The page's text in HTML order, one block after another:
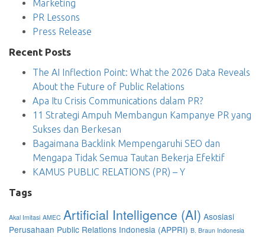
Marketing
PR Lessons
Press Release
Recent Posts
The AI Inflection Point: What the 2026 Data Reveals
About the Future of Public Relations
Apa Itu Crisis Communications dalam PR?
11 Strategi Ampuh Membangun Kampanye PR yang
Sukses dan Berkesan
Bagaimana Backlink Mempengaruhi SEO dan
Mengapa Tidak Semua Tautan Bekerja Efektif
KAMUS PUBLIC RELATIONS (PR) – Y
Tags
Akal Imitasi AMEC Artificial Intelligence (AI) Asosiasi
Perusahaan Public Relations Indonesia (APPRI) B. Braun Indonesia